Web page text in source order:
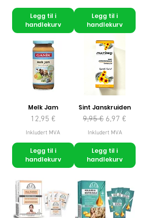
Legg til i
handlekurv
Legg til i
handlekurv
Melk Jam
Pris
12,95 €
Inkludert MVA
Legg til i
handlekurv
Sint Janskruiden
Vanlig pris
9,95 € Salgspris
6,97 €
Inkludert MVA
Legg til i
handlekurv